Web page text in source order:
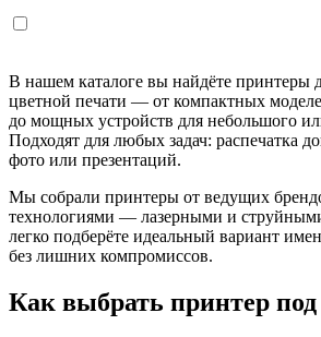
В нашем каталоге вы найдёте принтеры
цветной печати — от компактных
до мощных устройств для небольшого
Подходят для любых задач: распечатка
фото или презентаций.
Мы собрали принтеры от ведущих
технологиями — лазерными и
легко подберёте идеальный вариант
без лишних компромиссов.
Как выбрать принтер